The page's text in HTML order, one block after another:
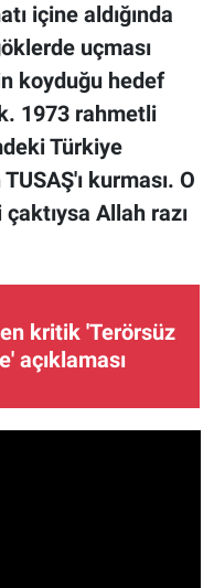
içine aldığında
uçması
koyduğu hedef
1973 rahmetli
Türkiye
kurması. O
Allah razı
kritik 'Terörsüz
açıklaması